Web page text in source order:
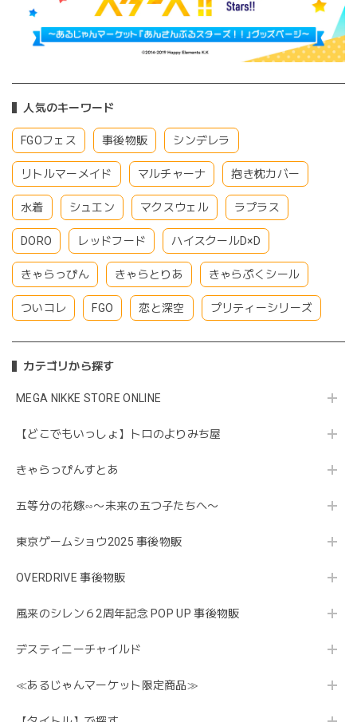
人気のキーワード
FGOフェス 事後物販 シンデレラ
リトルマーメイド マルチャーナ 抱き枕カバー
水着 シュエン マクスウェル ラプラス
DORO レッドフード ハイスクールD×D
きゃらっぴん きゃらとりあ きゃらぷくシール
ついコレ FGO 恋と深空 プリティーシリーズ
カテゴリから探す
MEGA NIKKE STORE ONLINE
【どこでもいっしょ】トロのよりみち屋
きゃらっぴんすとあ
五等分の花嫁∽〜未来の五つ子たちへ〜
東京ゲームショウ2025 事後物販
OVERDRIVE 事後物販
風来のシレン６2周年記念 POP UP 事後物販
デスティニーチャイルド
≪あるじゃんマーケット限定商品≫